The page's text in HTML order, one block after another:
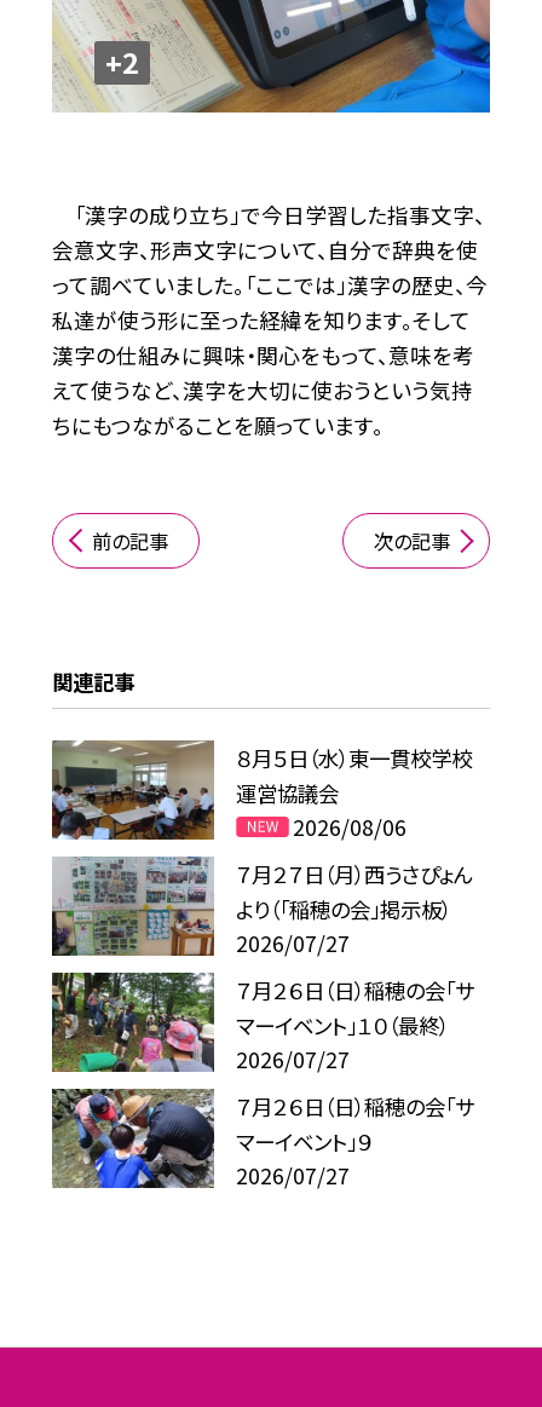
+2
「漢字の成り立ち」で今日学習した指事文字、
会意文字、形声文字について、自分で辞典を使
って調べていました。「ここでは」漢字の歴史、今
私達が使う形に至った経緯を知ります。そして
漢字の仕組みに興味・関心をもって、意味を考
えて使うなど、漢字を大切に使おうという気持
ちにもつながることを願っています。
前の記事 次の記事
関連記事
８月５日（水）東一貫校学校
運営協議会
2026/08/06
７月２７日（月）西うさぴょん
より（「稲穂の会」掲示板）
2026/07/27
７月２６日（日）稲穂の会「サ
マーイベント」１０（最終）
2026/07/27
７月２６日（日）稲穂の会「サ
マーイベント」９
2026/07/27